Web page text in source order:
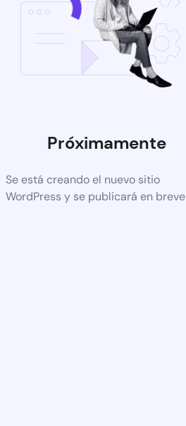
Próximamente
Se está creando el nuevo sitio
WordPress y se publicará en breve